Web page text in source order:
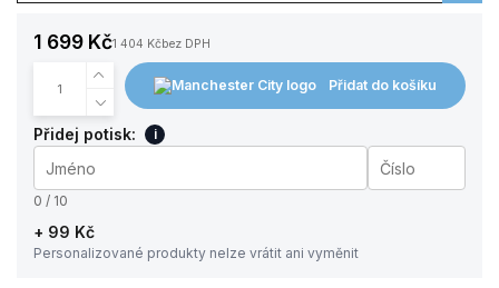
1 699 Kč1 404 Kčbez DPH
Přidat do košíku
Přidej potisk: i
0 / 10
+ 99 Kč
Personalizované produkty nelze vrátit ani vyměnit